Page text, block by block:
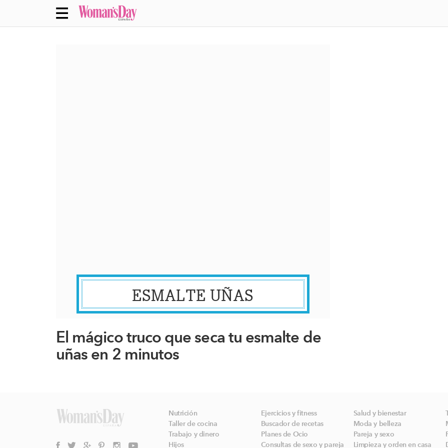
ESMALTE UÑAS
El mágico truco que seca tu esmalte de
uñas en 2 minutos
Nutrición Ejercicios y fitness Salud y bienestar
Taller de cocina
Buscador de recetas Moda y belleza
Trabajo y dinero
Planes de Ocio Pareja y sexo
Hijos
Consultas de sexo y pareja Limpieza y orden en casa